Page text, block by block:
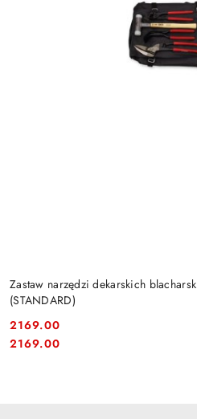
Zastaw narzędzi dekarskich
(STANDARD)
Cena:
2169.00
Cena:
2169.00